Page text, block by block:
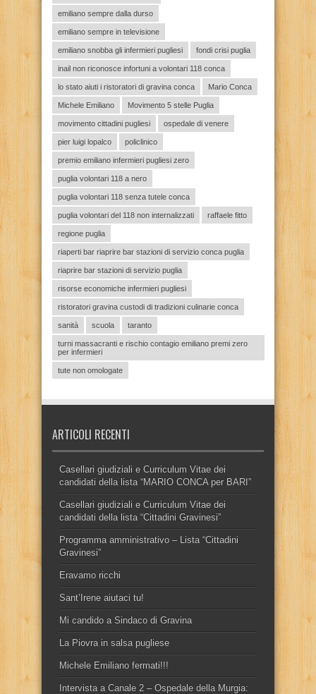
emiliano sempre dalla durso
emiliano sempre in televisione
emiliano snobba gli infermieri pugliesi fondi crisi puglia
inail non riconosce infortuni a volontari 118 conca
lo stato aiuti i ristoratori di gravina conca Mario Conca
Michele Emiliano Movimento 5 stelle Puglia
movimento cittadini pugliesi ospedale di venere
pier luigi lopalco policlinico
premio emiliano infermieri pugliesi zero
puglia volontari 118 a nero
puglia volontari 118 senza tutele conca
puglia volontari del 118 non internalizzati raffaele fitto
regione puglia
riaperti bar riaprire bar stazioni di servizio conca puglia
riaprire bar stazioni di servizio puglia
risorse economiche infermieri pugliesi
ristoratori gravina custodi di tradizioni culinarie conca
sanità scuola taranto
turni massacranti e rischio contagio emiliano premi zero
per infermieri
tute non omologate
ARTICOLI RECENTI
Casellari giudiziali e Curriculum Vitae dei
candidati della lista “MARIO CONCA per BARI”
Casellari giudiziali e Curriculum Vitae dei
candidati della lista “Cittadini Gravinesi”
Programma amministrativo – Lista “Cittadini
Gravinesi”
Eravamo ricchi
Sant’Irene aiutaci tu!
Mi candido a Sindaco di Gravina
La Piovra in salsa pugliese
Michele Emiliano fermati!!!
Intervista a Canale 2 – Ospedale della Murgia: